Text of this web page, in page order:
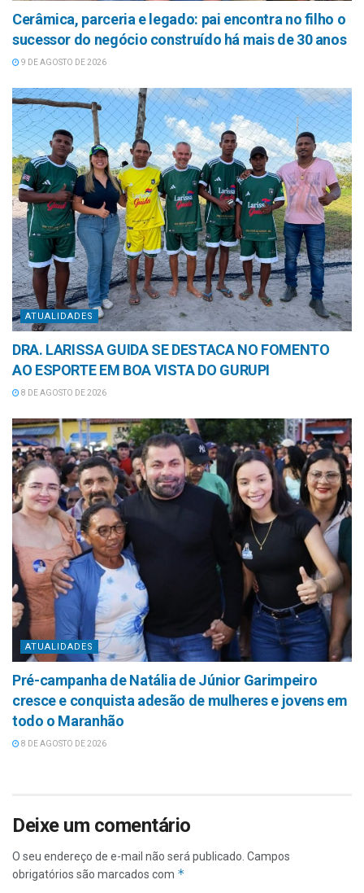
Cerâmica, parceria e legado: pai encontra no filho o
sucessor do negócio construído há mais de 30 anos
9 DE AGOSTO DE 2026
ATUALIDADES
DRA. LARISSA GUIDA SE DESTACA NO FOMENTO
AO ESPORTE EM BOA VISTA DO GURUPI
8 DE AGOSTO DE 2026
ATUALIDADES
Pré-campanha de Natália de Júnior Garimpeiro
cresce e conquista adesão de mulheres e jovens em
todo o Maranhão
8 DE AGOSTO DE 2026
Deixe um comentário
O seu endereço de e-mail não será publicado. Campos
obrigatórios são marcados com *